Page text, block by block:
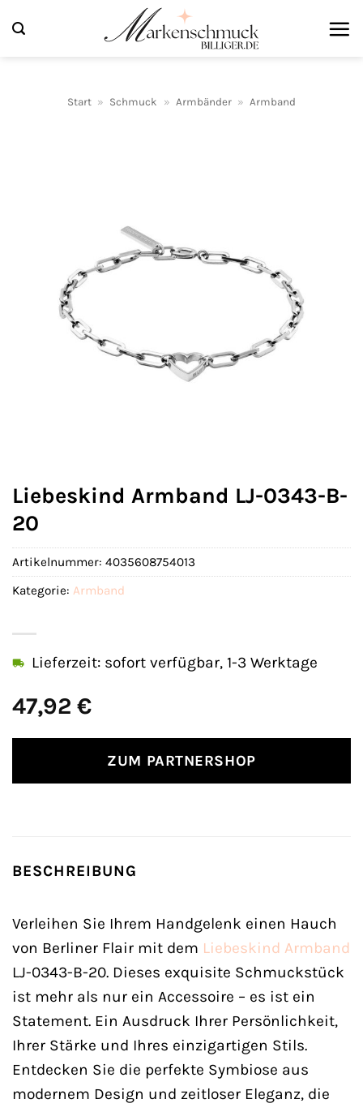
Inhalt
Start » Schmuck » Armbänder » Armband
Liebeskind Armband LJ-0343-B-
20
47,92 €
Lieferzeit: sofort verfügbar, 1-3 Werktage
ZUM PARTNERSHOP
Artikelnummer: 4035608754013
Kategorie: Armband
BESCHREIBUNG
Verleihen Sie Ihrem Handgelenk einen Hauch
von Berliner Flair mit dem Liebeskind Armband
LJ-0343-B-20. Dieses exquisite Schmuckstück
ist mehr als nur ein Accessoire – es ist ein
Statement. Ein Ausdruck Ihrer Persönlichkeit,
Ihrer Stärke und Ihres einzigartigen Stils.
Entdecken Sie die perfekte Symbiose aus
modernem Design und zeitloser Eleganz, die